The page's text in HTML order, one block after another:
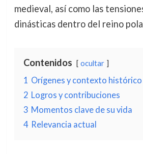
medieval, así como las
dinásticas dentro del reino
Contenidos ocultar
1 Orígenes y contexto histórico
2 Logros y contribuciones
3 Momentos clave de su vida
4 Relevancia actual